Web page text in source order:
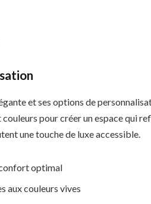
et ses options de
pour créer un espace qui
une touche de luxe accessible.
optimal
aux couleurs vives